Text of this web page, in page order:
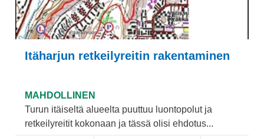
Itäharjun retkeilyreitin rakentaminen
MAHDOLLINEN
Turun itäiseltä alueelta puuttuu luontopolut ja
retkeilyreitit kokonaan ja tässä olisi ehdotus...